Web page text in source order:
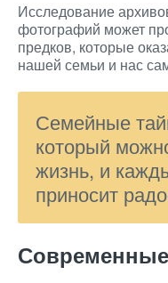
Исследование
фотографий может
предков, которые
нашей семьи и нас
Семейные
который
жизнь, и
приносит